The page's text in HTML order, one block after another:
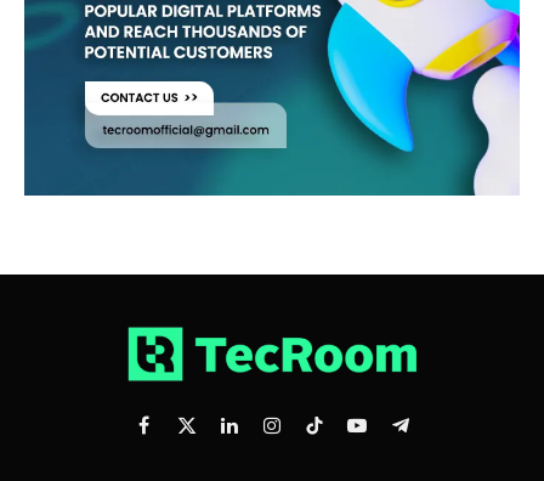
Facebook
X
LinkedInInstagram
TikTokYouTubeTelegram